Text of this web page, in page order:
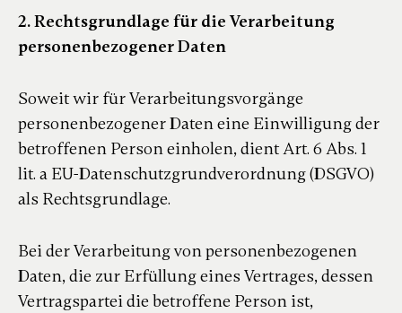
2. Rechtsgrundlage für die Verarbeitung
personenbezogener Daten
Soweit wir für Verarbeitungsvorgänge
personenbezogener Daten eine Einwilligung der
betroffenen Person einholen, dient Art. 6 Abs. 1
lit. a EU-Datenschutzgrundverordnung (DSGVO)
als Rechtsgrundlage.
Bei der Verarbeitung von personenbezogenen
Daten, die zur Erfüllung eines Vertrages, dessen
Vertragspartei die betroffene Person ist,